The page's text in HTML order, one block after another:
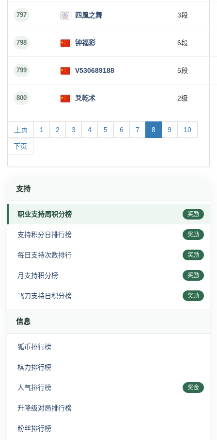
797 四風之舞 3段
798 钟福彩 6段
799 V530689188 5段
800 爻乾术 2级
上页 1 2 3 4 5 6 7 8 9 10
下页
支持
职业支持周积分榜 奖励
支持积分日排行榜 奖励
每日支持次数排行 奖励
月支持积分榜 奖励
飞刀支持日积分榜 奖励
信息
狐币排行榜
棋力排行榜
人气排行榜 奖金
升降级对局排行榜
粉丝排行榜